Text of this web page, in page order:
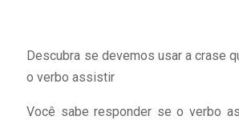
Descubra se devemos usar a crase
o verbo assistir
Você sabe responder se o verbo